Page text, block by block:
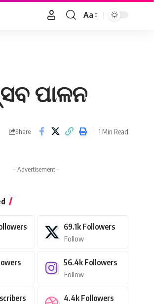
Font
Aa
ପାଳନ
Share 1 Min Read
- Advertisement -
69.1k Followers
Follow
56.4k Followers
Follow
4.4k Followers